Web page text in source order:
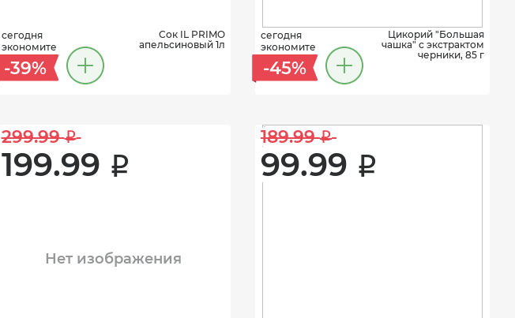
сегодня
экономите
-39%
Сок IL PRIMO
апельсиновый 1л
сегодня
экономите
-45%
Цикорий "Большая
чашка" с экстрактом
черники, 85 г
299.99 i
199.99 i
Нет изображения
189.99 i
99.99 i